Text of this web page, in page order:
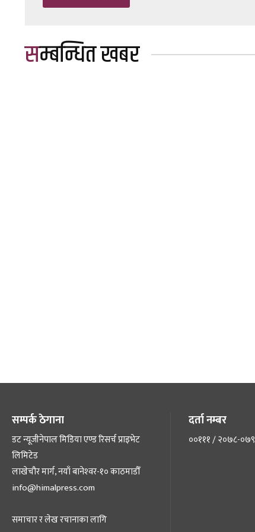
सम्बन्धित खबर
सम्पर्क ठेगाना
डट न्यूजीनेपाल मिडिया एण्ड रिसर्च प्राइभेट
लिमिटेड
लाखेचौर मार्ग, नयाँ बानेश्‍वर-१० काठमाडौँ
info@himalpress.com
समाचार र लेख रचानाका लागि
दर्ता नम्बर
००१११ / २०७८-०७९